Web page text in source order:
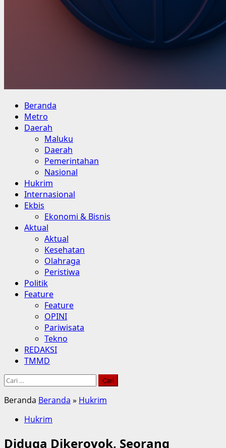
Primary
Menu
Beranda
Metro
Daerah
Maluku
Daerah
Pemerintahan
Nasional
Hukrim
Internasional
Ekbis
Ekonomi & Bisnis
Aktual
Aktual
Kesehatan
Olahraga
Peristiwa
Politik
Feature
Feature
OPINI
Pariwisata
Tekno
REDAKSI
TMMD
Cari
Beranda Beranda » Hukrim
Hukrim
Diduga Dikeroyok, Seorang